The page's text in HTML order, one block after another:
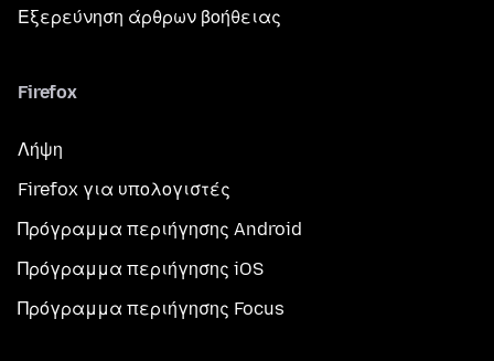
Εξερεύνηση άρθρων βοήθειας
Firefox
Λήψη
Firefox για υπολογιστές
Πρόγραμμα περιήγησης Android
Πρόγραμμα περιήγησης iOS
Πρόγραμμα περιήγησης Focus